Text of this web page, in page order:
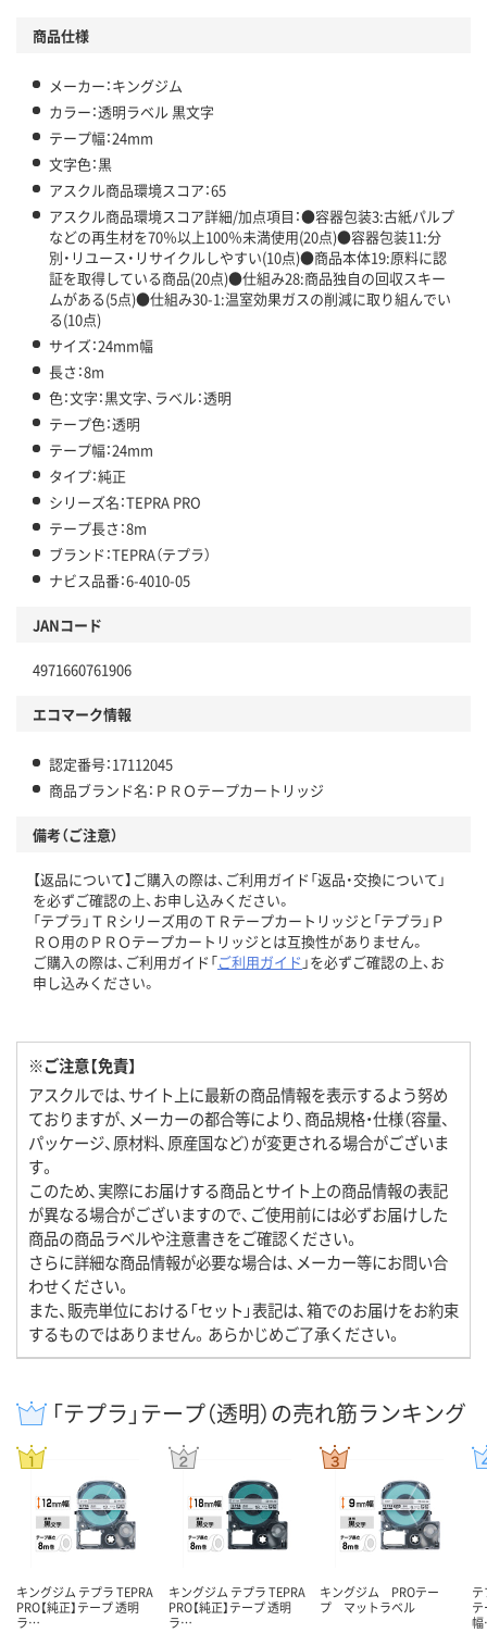
商品仕様
メーカー：キングジム
カラー：透明ラベル 黒文字
テープ幅：24mm
文字色：黒
アスクル商品環境スコア：65
アスクル商品環境スコア詳細/加点項目：●容器包装3:古紙パルプ
などの再生材を70％以上100％未満使用(20点)●容器包装11:分
別・リユース・リサイクルしやすい(10点)●商品本体19:原料に認
証を取得している商品(20点)●仕組み28:商品独自の回収スキー
ムがある(5点)●仕組み30-1:温室効果ガスの削減に取り組んでい
る(10点)
サイズ：24mm幅
長さ：8m
色：文字：黒文字、ラベル：透明
テープ色：透明
テープ幅：24mm
タイプ：純正
シリーズ名：TEPRA PRO
テープ長さ：8m
ブランド：TEPRA（テプラ）
ナビス品番：6-4010-05
JANコード
4971660761906
エコマーク情報
認定番号：17112045
商品ブランド名：ＰＲＯテープカートリッジ
備考（ご注意）
【返品について】ご購入の際は、ご利用ガイド「返品・交換について」
を必ずご確認の上、お申し込みください。
「テプラ」ＴＲシリーズ用のＴＲテープカートリッジと「テプラ」Ｐ
ＲＯ用のＰＲＯテープカートリッジとは互換性がありません。
ご購入の際は、ご利用ガイド「ご利用ガイド 」を必ずご確認の上、お
申し込みください。
※ご注意【免責】
アスクルでは、サイト上に最新の商品情報を表示するよう努め
ておりますが、メーカーの都合等により、商品規格・仕様（容量、
パッケージ、原材料、原産国など）が変更される場合がございま
す。
このため、実際にお届けする商品とサイト上の商品情報の表記
が異なる場合がございますので、ご使用前には必ずお届けした
商品の商品ラベルや注意書きをご確認ください。
さらに詳細な商品情報が必要な場合は、メーカー等にお問い合
わせください。
また、販売単位における「セット」表記は、箱でのお届けをお約束
するものではありません。あらかじめご了承ください。
「テプラ」テープ（透明）の売れ筋ランキング
キングジム テプラ TEPRA
PRO【純正】テープ 透明
ラ…
キングジム テプラ TEPRA
PRO【純正】テープ 透明
ラ…
キングジム PROテー
プ マットラベル
テ
テ